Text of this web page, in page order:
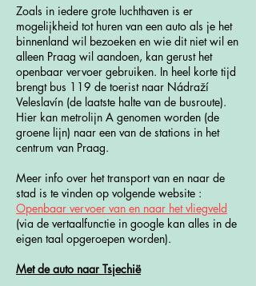
Zoals in iedere grote luchthaven is er
mogelijkheid tot huren van een auto als je het
binnenland wil bezoeken en wie dit niet wil en
alleen Praag wil aandoen, kan gerust het
openbaar vervoer gebruiken. In heel korte tijd
brengt bus 119 de toerist naar Nádraží
Veleslavín (de laatste halte van de busroute).
Hier kan metrolijn A genomen worden (de
groene lijn) naar een van de stations in het
centrum van Praag.
Meer info over het transport van en naar de
stad is te vinden op volgende website :
Openbaar vervoer van en naar het vliegveld
(via de vertaalfunctie in google kan alles in de
eigen taal opgeroepen worden).
Met de auto naar Tsjechië